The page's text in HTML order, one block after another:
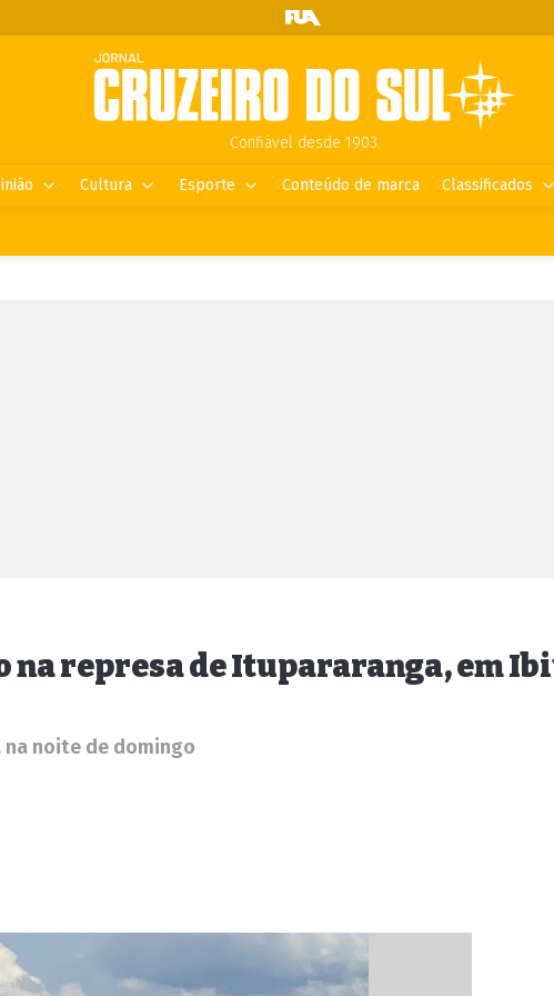
Confiável desde 1903.
Cultura Esporte Conteúdo de marca Classificados
na represa de Itupararanga, em
na noite de domingo